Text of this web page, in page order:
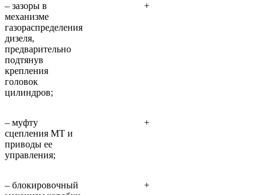
– зазоры в
механизме
газораспределения
дизеля,
предварительно
подтянув
крепления
головок
цилиндров;
+
– муфту
сцепления МТ и
приводы ее
управления;
+
– блокировочный
+